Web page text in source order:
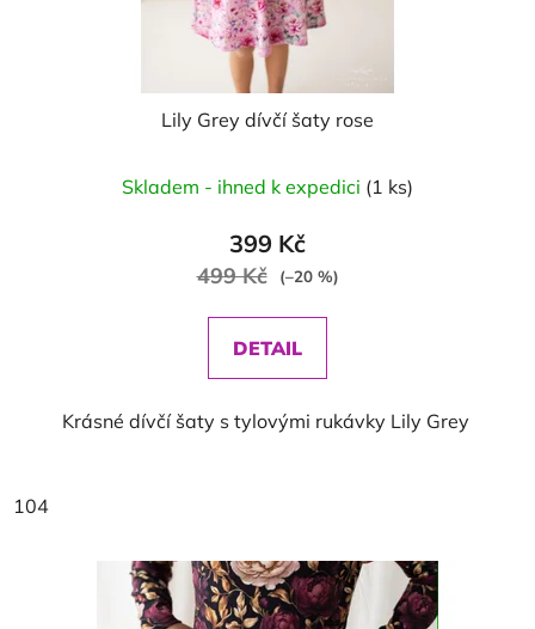
Lily Grey dívčí šaty rose
Skladem - ihned k expedici (1 ks)
399 Kč
499 Kč (–20 %)
DETAIL
Krásné dívčí šaty s tylovými rukávky Lily Grey
104